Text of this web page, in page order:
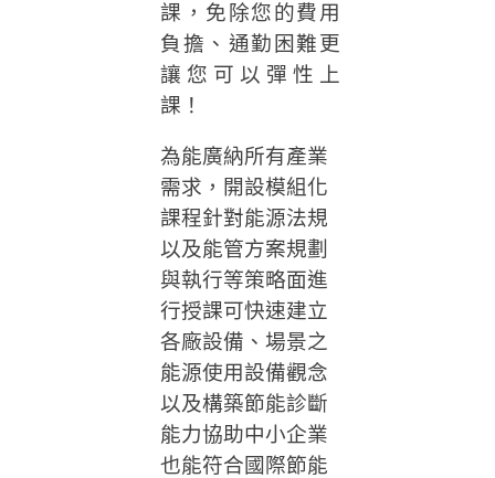
課，免除您的費用
負擔、通勤困難更
讓您可以彈性上
課！
為能廣納所有產業
需求，開設模組化
課程針對能源法規
以及能管方案規劃
與執行等策略面進
行授課可快速建立
各廠設備、場景之
能源使用設備觀念
以及構築節能診斷
能力協助中小企業
也能符合國際節能